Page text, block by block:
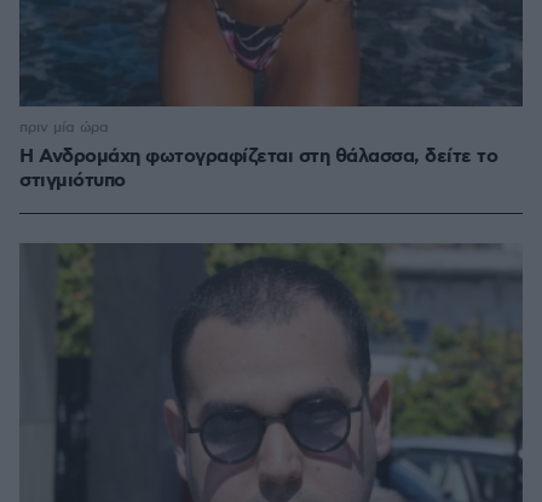
Η Ανδρομάχη φωτογραφίζεται στη θάλασσα, δείτε το
στιγμιότυπο
πριν μία ώρα